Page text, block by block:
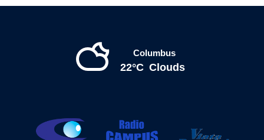
Columbus
22°C Clouds